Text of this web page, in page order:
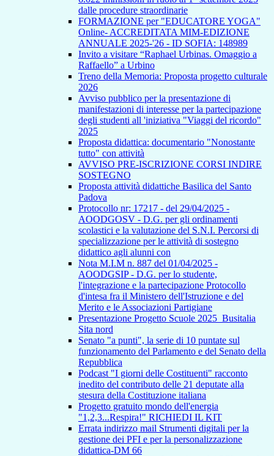
dalle procedure straordinarie
FORMAZIONE per "EDUCATORE YOGA"
Online- ACCREDITATA MIM-EDIZIONE
ANNUALE 2025-'26 - ID SOFIA: 148989
Invito a visitare “Raphael Urbinas. Omaggio a
Raffaello” a Urbino
Treno della Memoria: Proposta progetto culturale
2026
Avviso pubblico per la presentazione di
manifestazioni di interesse per la partecipazione
degli studenti all 'iniziativa "Viaggi del ricordo"
2025
Proposta didattica: documentario "Nonostante
tutto" con attività
AVVISO PRE-ISCRIZIONE CORSI INDIRE
SOSTEGNO
Proposta attività didattiche Basilica del Santo
Padova
Protocollo nr: 17217 - del 29/04/2025 -
AOODGOSV - D.G. per gli ordinamenti
scolastici e la valutazione del S.N.I. Percorsi di
specializzazione per le attività di sostegno
didattico agli alunni con
Nota M.I.M n. 887 del 01/04/2025 -
AOODGSIP - D.G. per lo studente,
l'integrazione e la partecipazione Protocollo
d'intesa fra il Ministero dell'Istruzione e del
Merito e le Associazioni Partigiane
Presentazione Progetto Scuole 2025_Busitalia
Sita nord
Senato "a punti", la serie di 10 puntate sul
funzionamento del Parlamento e del Senato della
Repubblica
Podcast "I giorni delle Costituenti" racconto
inedito del contributo delle 21 deputate alla
stesura della Costituzione italiana
Progetto gratuito mondo dell'energia
"1,2,3...Respira!" RICHIEDI IL KIT
Errata indirizzo mail Strumenti digitali per la
gestione dei PFI e per la personalizzazione
didattica-DM 66